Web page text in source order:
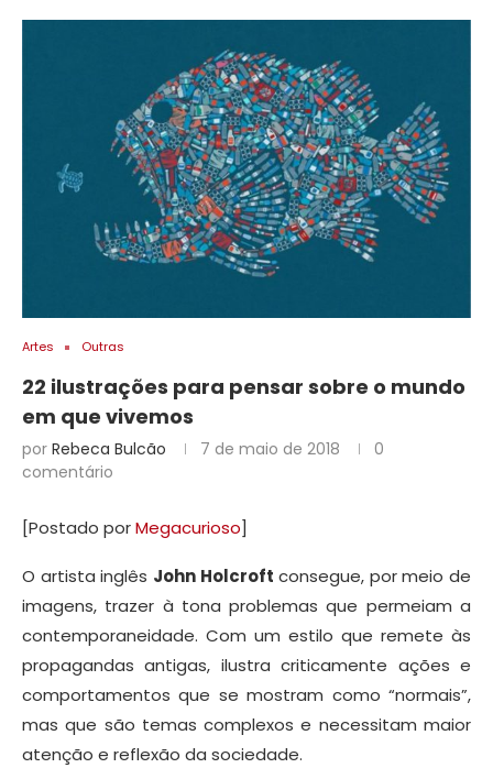
Artes Outras
22 ilustrações para pensar sobre o mundo
em que vivemos
por Rebeca Bulcão 7 de maio de 2018
0
comentário
[Postado porMegacurioso]
O artista inglês John Holcroft consegue, por meio de
imagens, trazer à tona problemas que permeiam a
contemporaneidade. Com um estilo que remete às
propagandas antigas, ilustra criticamente ações e
comportamentos que se mostram como “normais”,
mas que são temas complexos e necessitam maior
atenção e reflexão da sociedade.